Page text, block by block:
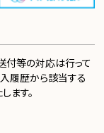
付等の対応は行って
履歴から該当する
ます。